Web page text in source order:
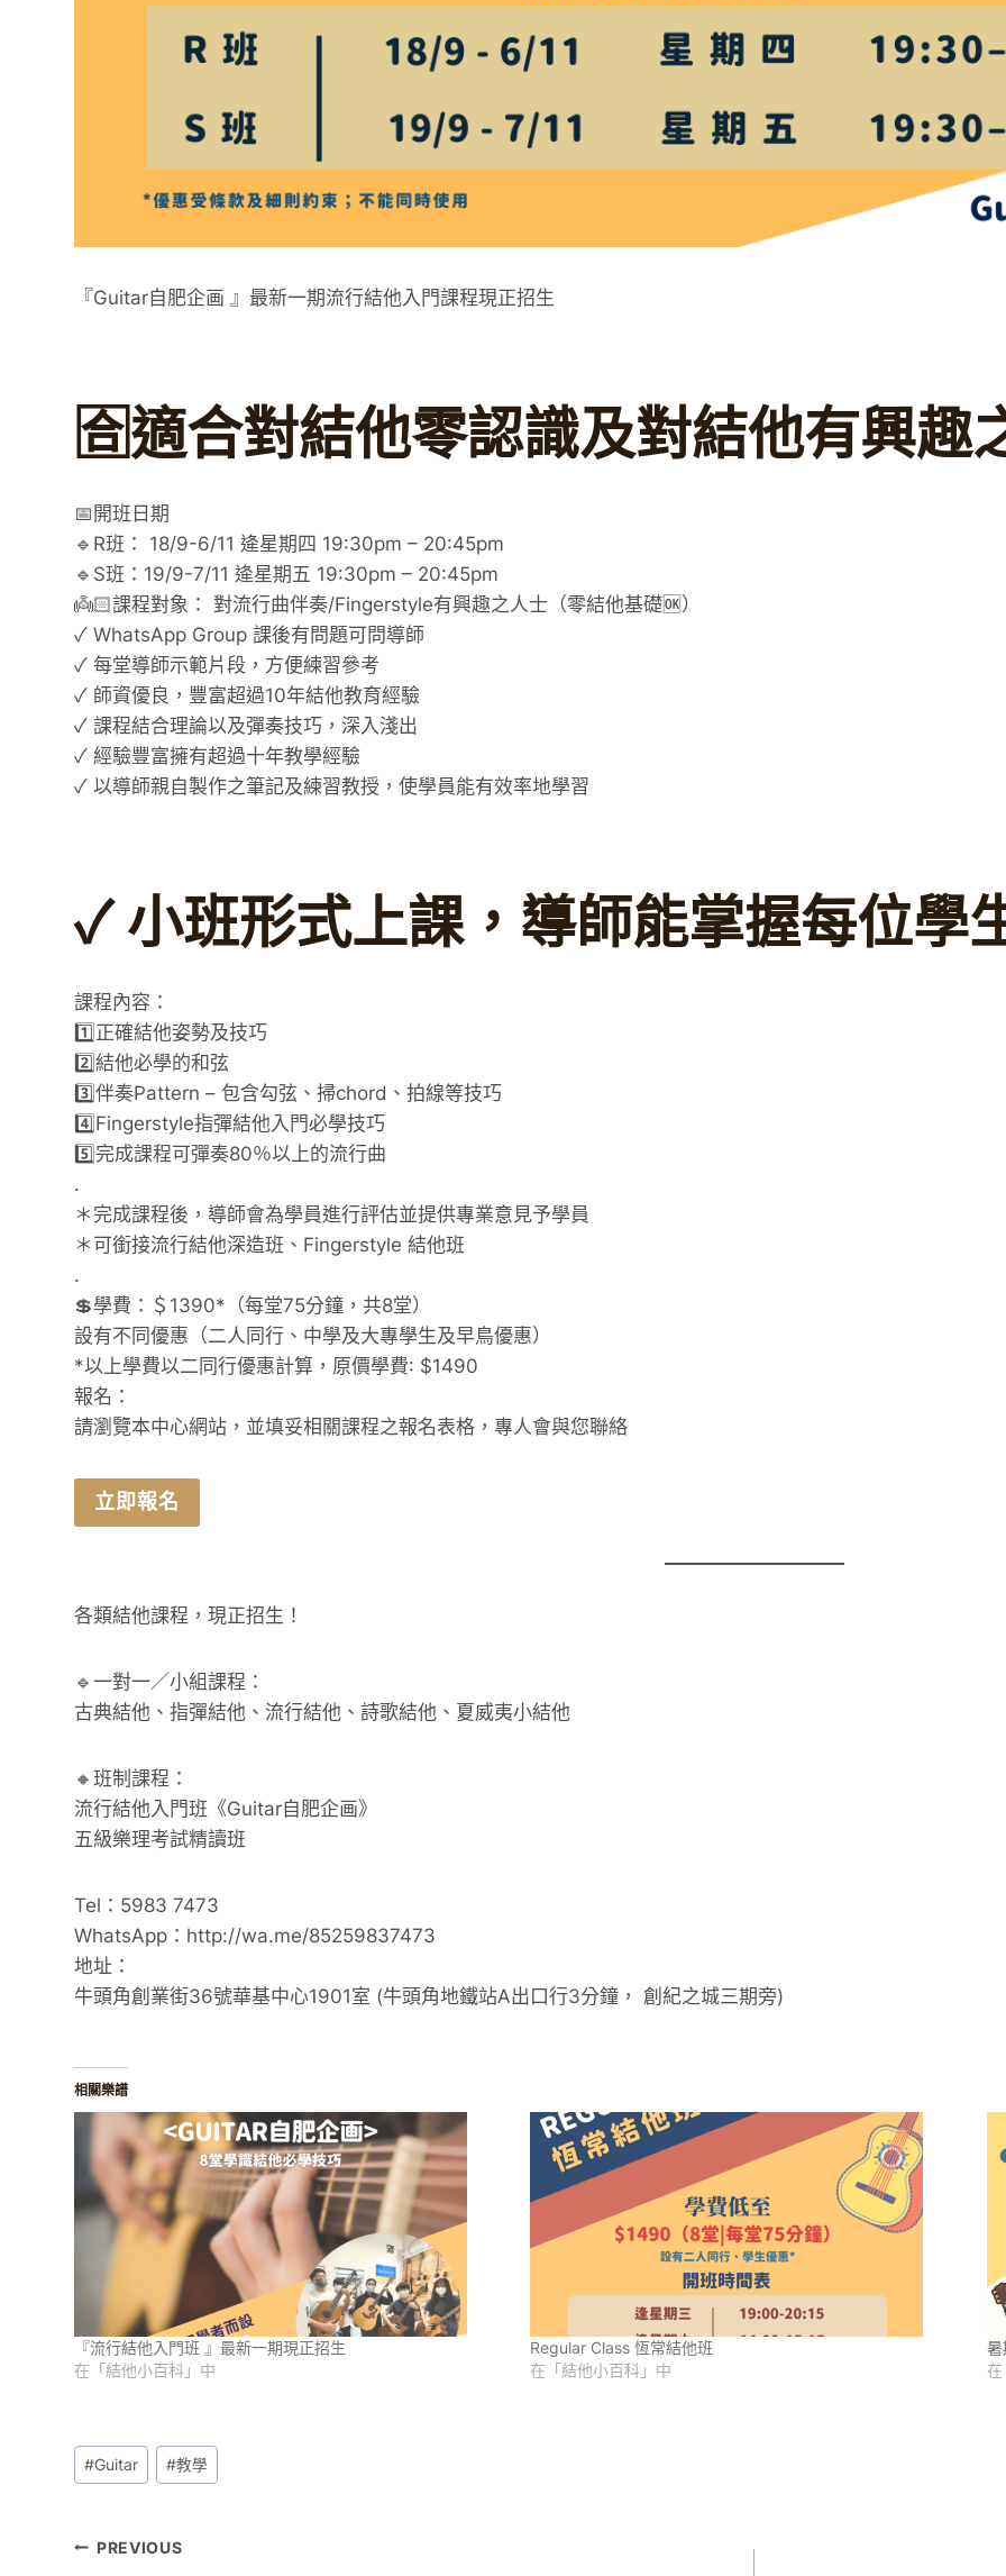
『Guitar自肥企画 』最新一期流行結他入門課程現正招生
🈴適合對結他零認識及對結他有興趣
📅開班日期
🔹R班： 18/9-6/11 逄星期四 19:30pm – 20:45pm
🔹S班：19/9-7/11 逄星期五 19:30pm – 20:45pm
👼🏻課程對象： 對流行曲伴奏/Fingerstyle有興趣之人士（零結他基礎🆗）
✓ WhatsApp Group 課後有問題可問導師
✓ 每堂導師示範片段，方便練習參考
✓ 師資優良，豐富超過10年結他教育經驗
✓ 課程結合理論以及彈奏技巧，深入淺出
✓ 經驗豐富擁有超過十年教學經驗
✓ 以導師親自製作之筆記及練習教授，使學員能有效率地學習
✓ 小班形式上課，導師能掌握每位學
課程內容：
1️⃣正確結他姿勢及技巧
2️⃣結他必學的和弦
3️⃣伴奏Pattern – 包含勾弦、掃chord、拍線等技巧
4️⃣Fingerstyle指彈結他入門必學技巧
5️⃣完成課程可彈奏80％以上的流行曲
.
＊完成課程後，導師會為學員進行評估並提供專業意見予學員
＊可銜接流行結他深造班、Fingerstyle 結他班
.
💲學費：＄1390*（每堂75分鐘，共8堂）
設有不同優惠（二人同行、中學及大專學生及早鳥優惠）
*以上學費以二同行優惠計算，原價學費: $1490
報名：
請瀏覽本中心網站，並填妥相關課程之報名表格，專人會與您聯絡
立即報名
各類結他課程，現正招生！
🔹一對一／小組課程：
古典結他、指彈結他、流行結他、詩歌結他、夏威夷小結他
🔸班制課程：
流行結他入門班《Guitar自肥企画》
五級樂理考試精讀班
Tel：5983 7473
WhatsApp：http://wa.me/85259837473
地址：
牛頭角創業街36號華基中心1901室 (牛頭角地鐵站A出口行3分鐘， 創紀之城三期旁)
相關樂譜
『流行結他入門班 』最新一期現正招生
在「結他小百科」中
Regular Class 恆常結他班
在「結他小百科」中
在
Post
Tags:
#Guitar #教學
文PREVIOUS